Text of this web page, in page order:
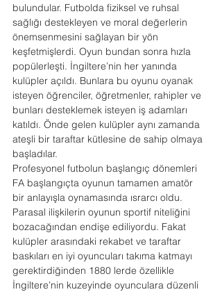
bulundular. Futbolda fiziksel ve ruhsal
sağlığı destekleyen ve moral değerlerin
önemsenmesini sağlayan bir yön
keşfetmişlerdi. Oyun bundan sonra hızla
popülerleşti. İngiltere’nin her yanında
kulüpler açıldı. Bunlara bu oyunu oyanak
isteyen öğrenciler, öğretmenler, rahipler ve
bunları desteklemek isteyen iş adamları
katıldı. Önde gelen kulüpler aynı zamanda
ateşli bir taraftar kütlesine de sahip olmaya
başladılar.
Profesyonel futbolun başlangıç dönemleri
FA başlangıçta oyunun tamamen amatör
bir anlayışla oynamasında ısrarcı oldu.
Parasal ilişkilerin oyunun sportif niteliğini
bozacağından endişe ediliyordu. Fakat
kulüpler arasındaki rekabet ve taraftar
baskıları en iyi oyuncuları takıma katmayı
gerektirdiğinden 1880 lerde özellikle
İngiltere’nin kuzeyinde oyunculara düzenli